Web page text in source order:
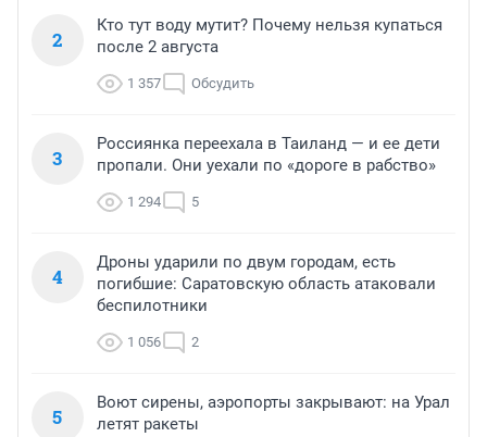
2
Кто тут воду мутит? Почему нельзя купаться
после 2 августа
1 357 Обсудить
3
Россиянка переехала в Таиланд — и ее дети
пропали. Они уехали по «дороге в рабство»
1 294 5
4
Дроны ударили по двум городам, есть
погибшие: Саратовскую область атаковали
беспилотники
1 056 2
5
Воют сирены, аэропорты закрывают: на Урал
летят ракеты